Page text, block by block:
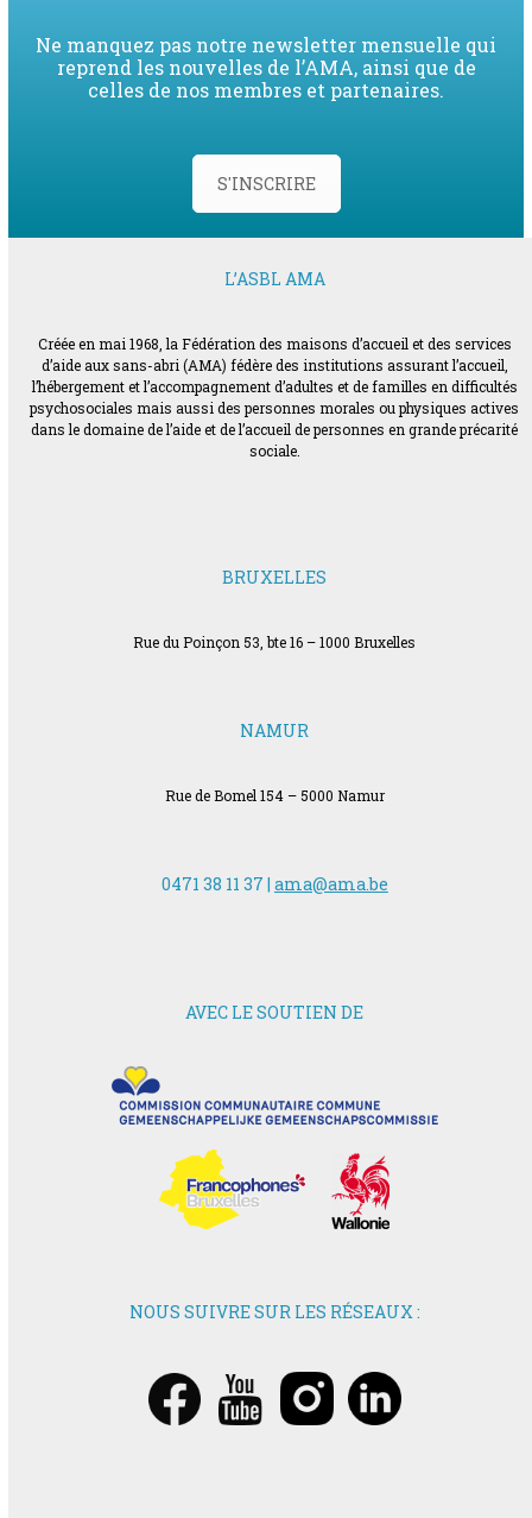
Ne manquez pas notre newsletter mensuelle qui
reprend les nouvelles de l’AMA, ainsi que de
celles de nos membres et partenaires.
S'INSCRIRE
L’ASBL AMA
Créée en mai 1968, la Fédération des maisons d’accueil et des services
d’aide aux sans-abri (AMA) fédère des institutions assurant l’accueil,
l’hébergement et l’accompagnement d’adultes et de familles en difficultés
psychosociales mais aussi des personnes morales ou physiques actives
dans le domaine de l’aide et de l’accueil de personnes en grande précarité
sociale.
BRUXELLES
Rue du Poinçon 53, bte 16 – 1000 Bruxelles
NAMUR
Rue de Bomel 154 – 5000 Namur
0471 38 11 37 | ama@ama.be
AVEC LE SOUTIEN DE
NOUS SUIVRE SUR LES RÉSEAUX :